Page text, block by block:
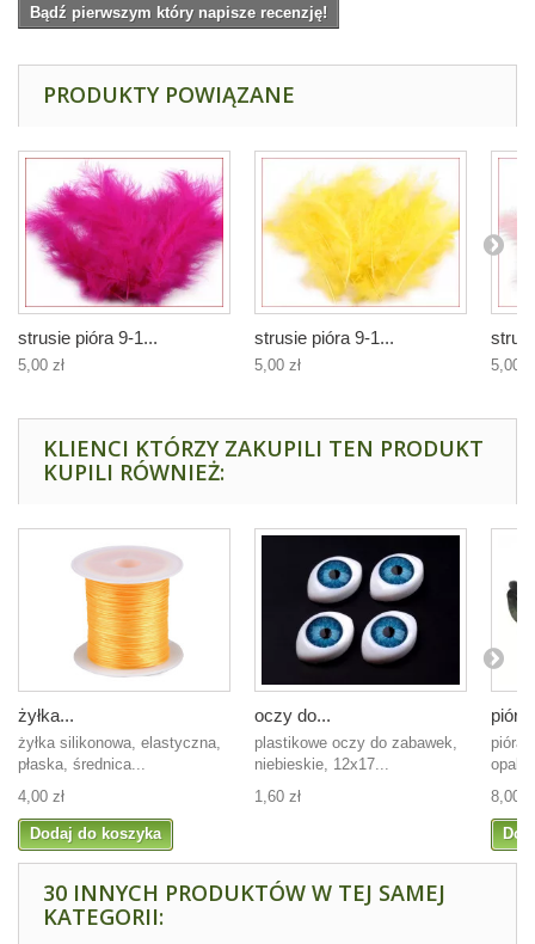
Bądź pierwszym który napisze recenzję!
PRODUKTY POWIĄZANE
strusie pióra 9-1...
5,00 zł
strusie pióra 9-1...
5,00 zł 5,00
KLIENCI KTÓRZY ZAKUPILI TEN PRODUKT
KUPILI RÓWNIEŻ:
żyłka...
żyłka silikonowa, elastyczna,
płaska, średnica...
4,00 zł
Dodaj do koszyka
oczy do...
plastikowe oczy do zabawek,
niebieskie, 12x17...
1,60 zł
pióra
pióra
8,00
30 INNYCH PRODUKTÓW W TEJ SAMEJ
KATEGORII: